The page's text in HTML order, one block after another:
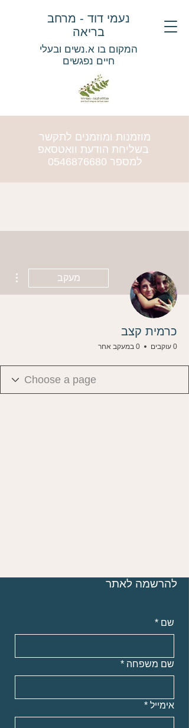
נעמי דוד - מרחב
בריאה
המקום בו א.נשים ובעלי
חיים נפגשים
מוזמנות ומוזמנים לתקשר
בשליחת הודעת וואטסאפ
למספר 0546876680
מעקב
כרמית קצב
0 עוקבים 0 במעקב אחר
להרשמה לאתר
שם *
שם משפחה *
אימייל *